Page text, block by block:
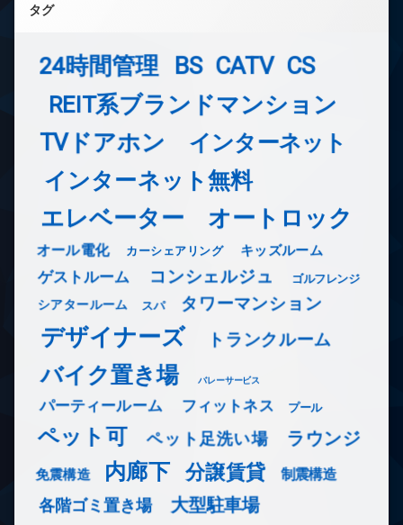
タグ
24時間管理 BS CATV CS
REIT系ブランドマンション
TVドアホン インターネット
インターネット無料
エレベーター オートロック
オール電化 カーシェアリング キッズルーム
ゲストルーム コンシェルジュ ゴルフレンジ
シアタールーム スパ タワーマンション
デザイナーズ トランクルーム
バイク置き場 バレーサービス
パーティールーム フィットネス プール
ペット可 ペット足洗い場 ラウンジ
免震構造 内廊下 分譲賃貸 制震構造
各階ゴミ置き場 大型駐車場